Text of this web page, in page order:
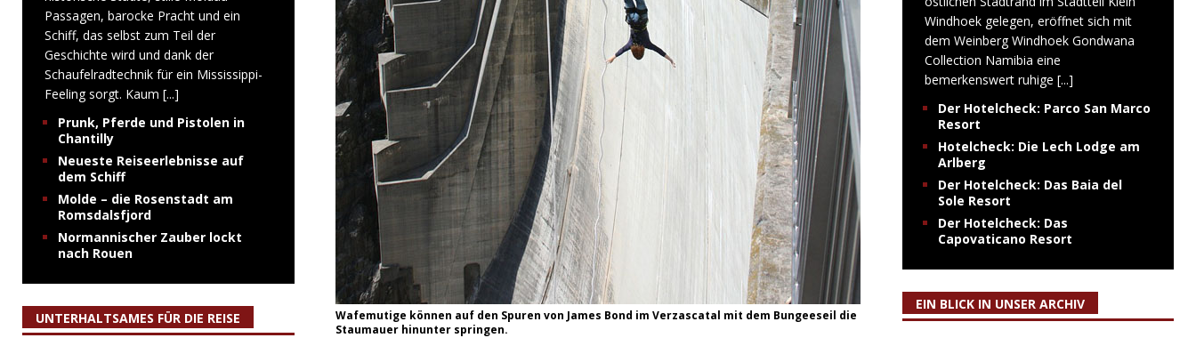
Wafemutige können auf den Spuren von James Bond im Verzascatal mit dem Bungeeseil die
Staumauer hinunter springen.
Passagen, barocke Pracht und ein
Schiff, das selbst zum Teil der
Geschichte wird und dank der
Schaufelradtechnik für ein Mississippi-
Feeling sorgt. Kaum [...]
Prunk, Pferde und Pistolen in
Chantilly
Neueste Reiseerlebnisse auf
dem Schiff
Molde – die Rosenstadt am
Romsdalsfjord
Normannischer Zauber lockt
nach Rouen
UNTERHALTSAMES FÜR DIE REISE
Windhoek gelegen, eröffnet sich mit
dem Weinberg Windhoek Gondwana
Collection Namibia eine
bemerkenswert ruhige [...]
Der Hotelcheck: Parco San Marco
Resort
Hotelcheck: Die Lech Lodge am
Arlberg
Der Hotelcheck: Das Baia del
Sole Resort
Der Hotelcheck: Das
Capovaticano Resort
EIN BLICK IN UNSER ARCHIV